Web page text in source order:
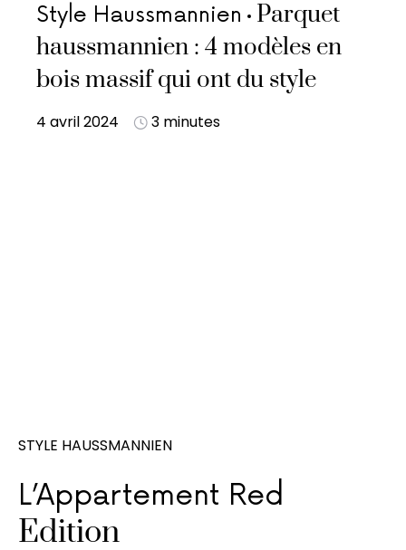
Style Haussmannien
Parquet
haussmannien : 4 modèles en
bois massif qui ont du style
4 avril 2024 3 minutes
STYLE HAUSSMANNIEN
L’Appartement Red
Edition